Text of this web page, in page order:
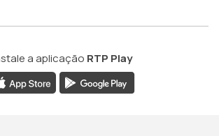
a aplicação RTP Play